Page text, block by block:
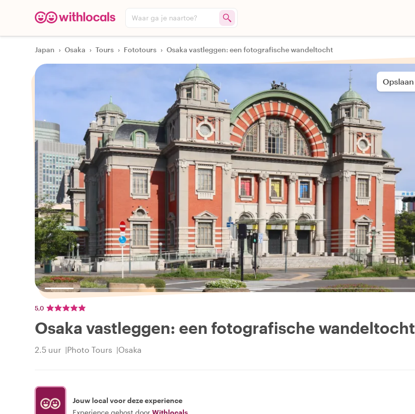
Waar ga je naartoe?
Japan › Osaka › Tours › Fototours › Osaka vastleggen: een fotografische wandeltocht
Opslaan
5,0
Osaka vastleggen: een fotografische wandeltocht
2.5 uur Photo Tours Osaka
Jouw local voor deze experience
Experience gehost door Withlocals